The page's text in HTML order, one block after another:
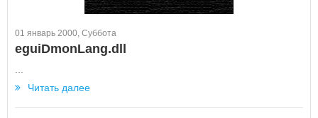
01 январь 2000, Суббота
eguiDmonLang.dll
Читать далее